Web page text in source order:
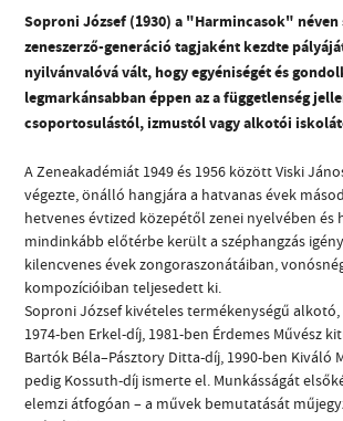
KAPCSOLAT
VIDEÓ
CÍM
EMAIL
infokozpont@bmc.hu
TELEFON
Soproni József (1930) a "Harmincasok"
zeneszerző-generáció tagjaként kezdte
nyilvánvalóvá vált, hogy egyéniségét és
legmarkánsabban éppen az a függetlenség
csoportosulástól, izmustól vagy alkotói
A Zeneakadémiát 1949 és 1956 között Viski
végezte, önálló hangjára a hatvanas évek
hetvenes évtized közepétől zenei nyelvében és
mindinkább előtérbe került a széphangzás
kilencvenes évek zongoraszonátáiban,
kompozícióiban teljesedett ki.
Soproni József kivételes termékenységű
1974-ben Erkel-díj, 1981-ben Érdemes Művész
Bartók Béla–Pásztory Ditta-díj, 1990-ben Kiváló
pedig Kossuth-díj ismerte el. Munkásságát
elemzi átfogóan – a művek bemutatását